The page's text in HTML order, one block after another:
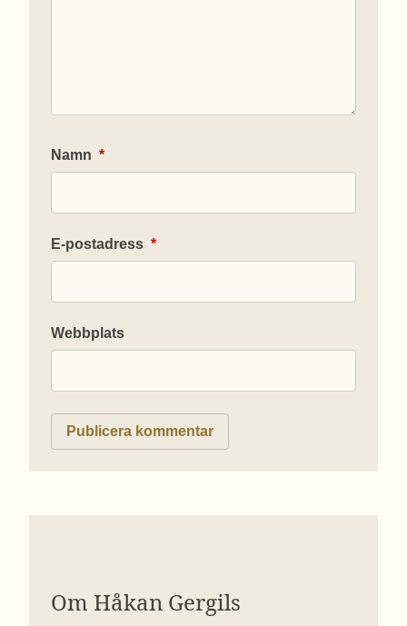
Namn *
E-postadress *
Webbplats
Om Håkan Gergils